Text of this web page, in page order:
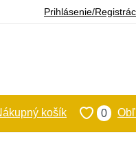
Prihlásenie/
0
košík